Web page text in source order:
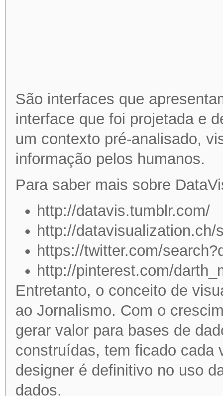
São interfaces que
interface que foi projetada e
um contexto pré-analisado,
informação pelos humanos.
Para saber mais sobre
http://datavis.tumblr.com/
http://datavisualization.ch/
https://twitter.com/
http://pinterest.com/
Entretanto, o conceito de
ao Jornalismo. Com o
gerar valor para bases de
construídas, tem ficado cada
designer é definitivo no uso
dados.